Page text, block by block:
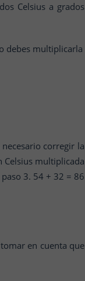
Celsius a grados
debes multiplicarla
corregir la
Celsius multiplicada
3. 54 + 32 = 86
en cuenta que